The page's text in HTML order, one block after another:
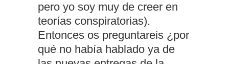
pero yo soy muy de creer en
teorías conspiratorias).
Entonces os preguntareis ¿por
qué no había hablado ya de